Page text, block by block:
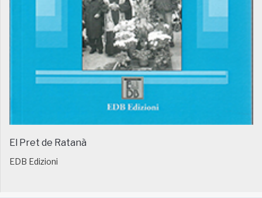
El Pret de Ratanà
EDB Edizioni